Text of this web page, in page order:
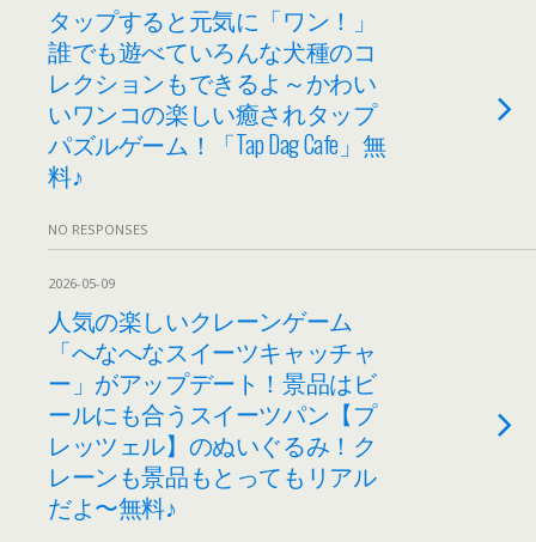
タップすると元気に「ワン！」
誰でも遊べていろんな犬種のコ
レクションもできるよ～かわい
いワンコの楽しい癒されタップ
パズルゲーム！「Tap Dag Cafe」無
料♪
NO RESPONSES
2026-05-09
人気の楽しいクレーンゲーム
「へなへなスイーツキャッチャ
ー」がアップデート！景品はビ
ールにも合うスイーツパン【プ
レッツェル】のぬいぐるみ！ク
レーンも景品もとってもリアル
だよ〜無料♪